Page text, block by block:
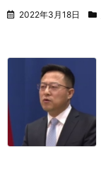
2022年3月18日